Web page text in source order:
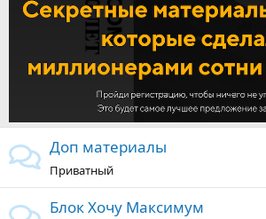
Доп материалы
Приватный
Блок Хочу Максимум